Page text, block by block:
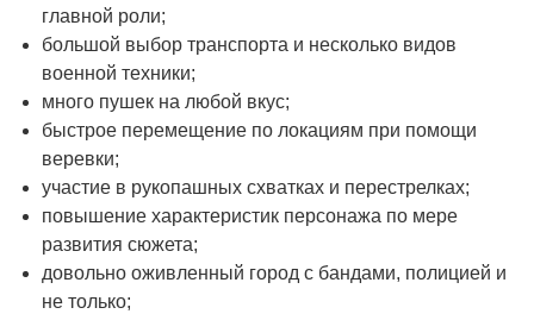
главной роли;
большой выбор транспорта и несколько видов
военной техники;
много пушек на любой вкус;
быстрое перемещение по локациям при помощи
веревки;
участие в рукопашных схватках и перестрелках;
повышение характеристик персонажа по мере
развития сюжета;
довольно оживленный город с бандами, полицией и
не только;